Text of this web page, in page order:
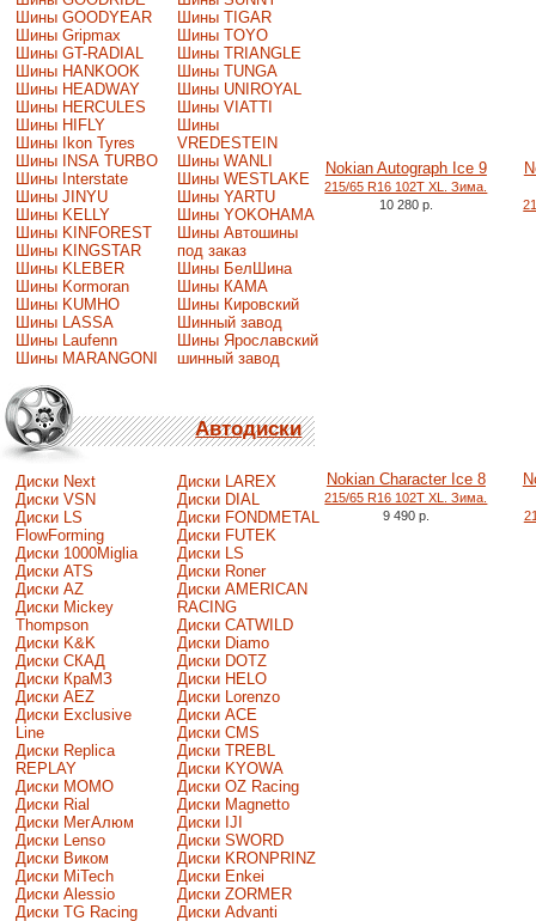
Шины GOODYEAR
Шины Gripmax
Шины GT-RADIAL
Шины HANKOOK
Шины HEADWAY
Шины HERCULES
Шины HIFLY
Шины Ikon Tyres
Шины INSA TURBO
Шины Interstate
Шины JINYU
Шины KELLY
Шины KINFOREST
Шины KINGSTAR
Шины KLEBER
Шины Kormoran
Шины KUMHO
Шины LASSA
Шины Laufenn
Шины MARANGONI
Шины TIGAR
Шины TOYO
Шины TRIANGLE
Шины TUNGA
Шины UNIROYAL
Шины VIATTI
Шины
VREDESTEIN
Шины WANLI
Шины WESTLAKE
Шины YARTU
Шины YOKOHAMA
Шины Автошины
под заказ
Шины БелШина
Шины КАМА
Шины Кировский
Шинный завод
Шины Ярославский
шинный завод
Автодиски
Диски Next
Диски VSN
Диски LS
FlowForming
Диски 1000Miglia
Диски ATS
Диски AZ
Диски Mickey
Thompson
Диски K&K
Диски СКАД
Диски КраМЗ
Диски AEZ
Диски Exclusive
Line
Диски Replica
REPLAY
Диски MOMO
Диски Rial
Диски МегАлюм
Диски Lenso
Диски Виком
Диски MiTech
Диски Alessio
Диски TG Racing
Диски LAREX
Диски DIAL
Диски FONDMETAL
Диски FUTEK
Диски LS
Диски Roner
Диски AMERICAN
RACING
Диски CATWILD
Диски Diamo
Диски DOTZ
Диски HELO
Диски Lorenzo
Диски ACE
Диски CMS
Диски TREBL
Диски KYOWA
Диски OZ Racing
Диски Magnetto
Диски IJI
Диски SWORD
Диски KRONPRINZ
Диски Enkei
Диски ZORMER
Диски Advanti
Nokian Autograph Ice 9
215/65 R16 102T XL. Зима.
10 280 р.
Nokian Character Ice 8
215/65 R16 102T XL. Зима.
9 490 р.